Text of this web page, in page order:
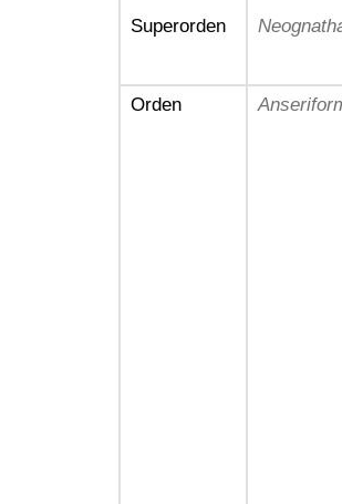
Superorden
Orden